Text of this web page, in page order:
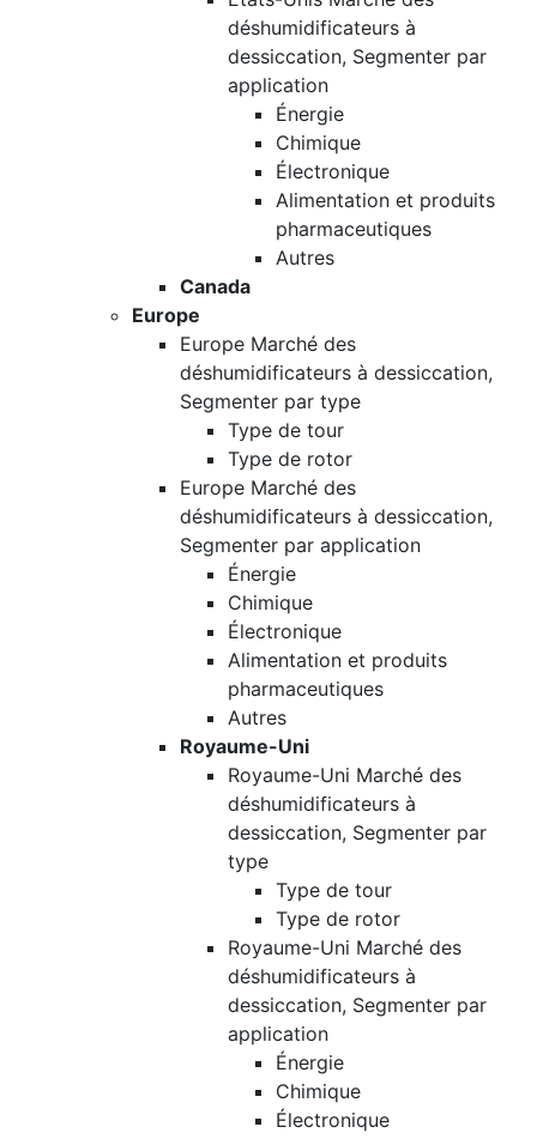
déshumidificateurs à
dessiccation, Segmenter par
application
Énergie
Chimique
Électronique
Alimentation et produits
pharmaceutiques
Autres
Canada
Europe
Europe Marché des
déshumidificateurs à dessiccation,
Segmenter par type
Type de tour
Type de rotor
Europe Marché des
déshumidificateurs à dessiccation,
Segmenter par application
Énergie
Chimique
Électronique
Alimentation et produits
pharmaceutiques
Autres
Royaume-Uni
Royaume-Uni Marché des
déshumidificateurs à
dessiccation, Segmenter par
type
Type de tour
Type de rotor
Royaume-Uni Marché des
déshumidificateurs à
dessiccation, Segmenter par
application
Énergie
Chimique
Électronique